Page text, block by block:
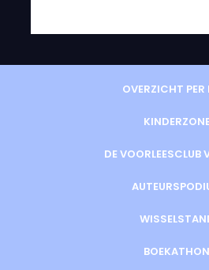
OVERZICHT PER
DE VOORLEESCLUB
BOEKATHON